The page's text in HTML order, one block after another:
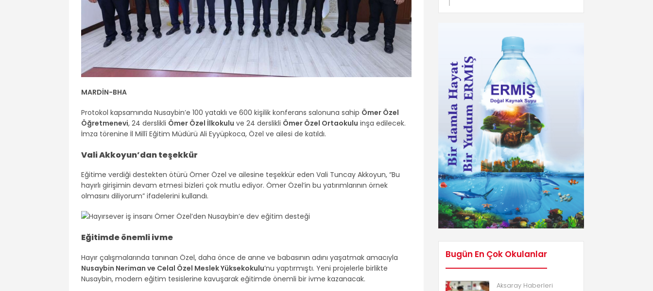
MARDİN-BHA
Protokol kapsamında Nusaybin’e 100 yataklı ve 600 kişilik konferans salonuna sahip Ömer Özel
Öğretmenevi, 24 derslikli Ömer Özel İlkokulu ve 24 derslikli Ömer Özel Ortaokulu inşa edilecek.
İmza törenine İl Millî Eğitim Müdürü Ali Eyyüpkoca, Özel ve ailesi de katıldı.
Vali Akkoyun’dan teşekkür
Eğitime verdiği destekten ötürü Ömer Özel ve ailesine teşekkür eden Vali Tuncay Akkoyun, “Bu
hayırlı girişimin devam etmesi bizleri çok mutlu ediyor. Ömer Özel’in bu yatırımlarının örnek
olmasını diliyorum” ifadelerini kullandı.
Eğitimde önemli ivme
Hayır çalışmalarında tanınan Özel, daha önce de anne ve babasının adını yaşatmak amacıyla
Nusaybin Neriman ve Celal Özel Meslek Yüksekokulu’nu yaptırmıştı. Yeni projelerle birlikte
Nusaybin, modern eğitim tesislerine kavuşarak eğitimde önemli bir ivme kazanacak.
Bugün En Çok Okulanlar
Aksaray Haberleri